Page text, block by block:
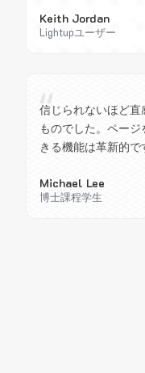
Keith Jordan
Lightupユーザー
“
信じられないほど
ものでした。ペー
きる機能は革新的で
Michael Lee
博士課程学生